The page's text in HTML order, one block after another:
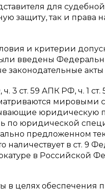
для
защиту, так и
и критерии
введены
законодательные
3 ст. 59 АПК РФ, ч. 1
по юридической
предложенном
наличествует в ст. 9
в Российской
целях обеспечения